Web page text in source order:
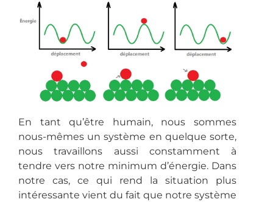
En tant qu’être humain, nous sommes
nous-mêmes un système en quelque sorte,
nous travaillons aussi constamment à
tendre vers notre minimum d’énergie. Dans
notre cas, ce qui rend la situation plus
intéressante vient du fait que notre système